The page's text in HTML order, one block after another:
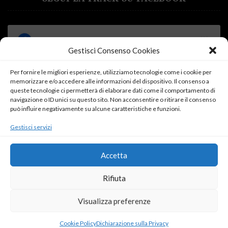
Gestisci Consenso Cookies
Per fornire le migliori esperienze, utilizziamo tecnologie come i cookie per
memorizzare e/o accedere alle informazioni del dispositivo. Il consenso a
queste tecnologie ci permetterà di elaborare dati come il comportamento di
navigazione o ID unici su questo sito. Non acconsentire o ritirare il consenso
può influire negativamente su alcune caratteristiche e funzioni.
Gestisci servizi
Accetta
Rifiuta
Visualizza preferenze
Cookie PolicyDichiarazione sulla Privacy
Fai clic su "Accetto" per abilitare Facebook
Cookie Policy
IL DIARIO DELLA FRACK
PUNTO DI SVISTA SERVIZI OFFERTI